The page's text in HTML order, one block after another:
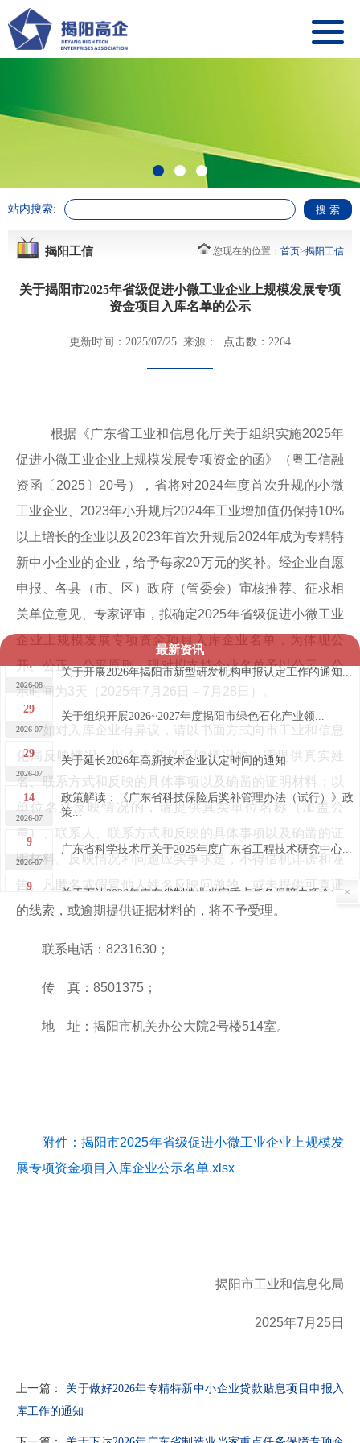
站内搜索:
揭阳工信 您现在的位置： 首页>揭阳工信
关于揭阳市2025年省级促进小微工业企业上规模发展专项
资金项目入库名单的公示
更新时间：2025/07/25 来源： 点击数：2264
根据《广东省工业和信息化厅关于组织实施2025年
促进小微工业企业上规模发展专项资金的函》（粤工信融
资函〔2025〕20号），省将对2024年度首次升规的小微
工业企业、2023年小升规后2024年工业增加值仍保持10%
以上增长的企业以及2023年首次升规后2024年成为专精特
新中小企业的企业，给予每家20万元的奖补。经企业自愿
申报、各县（市、区）政府（管委会）审核推荐、征求相
关单位意见、专家评审，拟确定2025年省级促进小微工业
企业上规模发展专项资金项目入库企业名单，为体现公
开、公正、公平原则，现对拟支持企业名单予以公示，公
示时间为3天（2025年7月26日－7月28日）。
如对入库企业有异议，请以书面方式向市工业和信息
化局反映情况。以个人名义反映情况的，请提供真实姓
名、联系方式和反映的具体事项以及确凿的证明材料；以
单位名义反映情况的，请提供真实单位名称（加盖公
章）、联系人、联系方式和反映的具体事项以及确凿的证
明材料。反映情况和问题应实事求是，不得借机诽谤和诬
告。凡匿名或假冒他人姓名反映问题的，或未提供可查证
的线索，或逾期提供证据材料的，将不予受理。
联系电话：8231630；
传 真：8501375；
地 址：揭阳市机关办公大院2号楼514室。
附件：揭阳市2025年省级促进小微工业企业上规模发
展专项资金项目入库企业公示名单.xlsx
揭阳市工业和信息化局
2025年7月25日
上一篇： 关于做好2026年专精特新中小企业贷款贴息项目申报入
库工作的通知
最新资讯
3
2026-08
关于开展2026年揭阳市新型研发机构申报认定工作的通知...
29
2026-07
关于组织开展2026~2027年度揭阳市绿色石化产业领...
29
2026-07
关于延长2026年高新技术企业认定时间的通知
14
2026-07
政策解读：《广东省科技保险后奖补管理办法（试行）》政
策...
9
2026-07
广东省科学技术厅关于2025年度广东省工程技术研究中心...
9
2026-07
关于下达2026年广东省制造业当家重点任务保障专项企业...
关于广东省2026年第四批高新技术企业更名的公告
关于做好“榕江人才计划”科技创新（创业）人才申报工作
的...
2020-11
×